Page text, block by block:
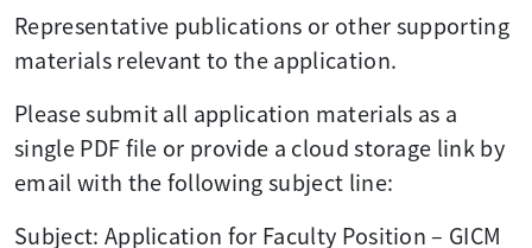
Representative publications or other supporting
materials relevant to the application.
Please submit all application materials as a
single PDF file or provide a cloud storage link by
email with the following subject line:
Subject: Application for Faculty Position – GICM